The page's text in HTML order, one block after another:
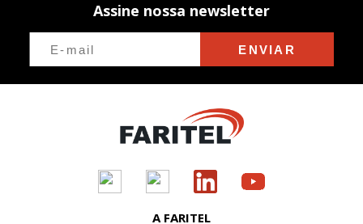
Assine nossa newsletter
ENVIAR
A FARITEL